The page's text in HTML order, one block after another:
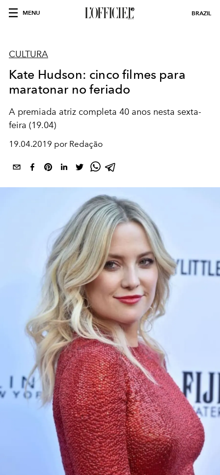
MENU BRAZIL
CULTURA
Kate Hudson: cinco filmes para
maratonar no feriado
A premiada atriz completa 40 anos nesta sexta-
feira (19.04)
19.04.2019 por Redação